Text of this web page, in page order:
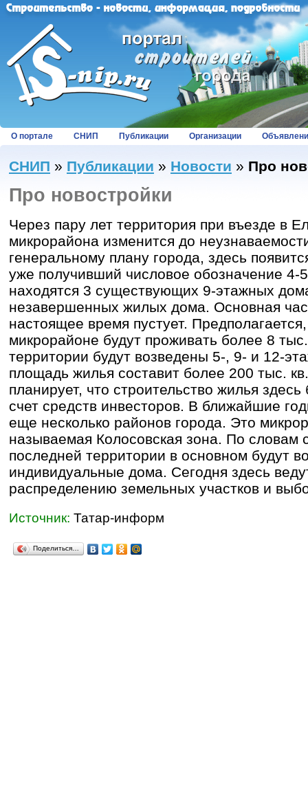
О портале СНИП Публикации Организации
СНИП » Публикации » Новости » Про
Про новостройки
Через пару лет территория при въезде в
микрорайона изменится до
генеральному плану города, здесь
уже получивший числовое обозначение 4-
находятся 3 существующих 9-этажных
незавершенных жилых дома. Основная
настоящее время пустует.
микрорайоне будут проживать более 8
территории будут возведены 5-, 9- и 12-
площадь жилья составит более 200 тыс.
планирует, что строительство жилья
счет средств инвесторов. В ближайшие
еще несколько районов города. Это
называемая Колосовская зона. По словам
последней территории в основном будут
индивидуальные дома. Сегодня здесь
распределению земельных участков и
Источник: Татар-информ
Поделиться…